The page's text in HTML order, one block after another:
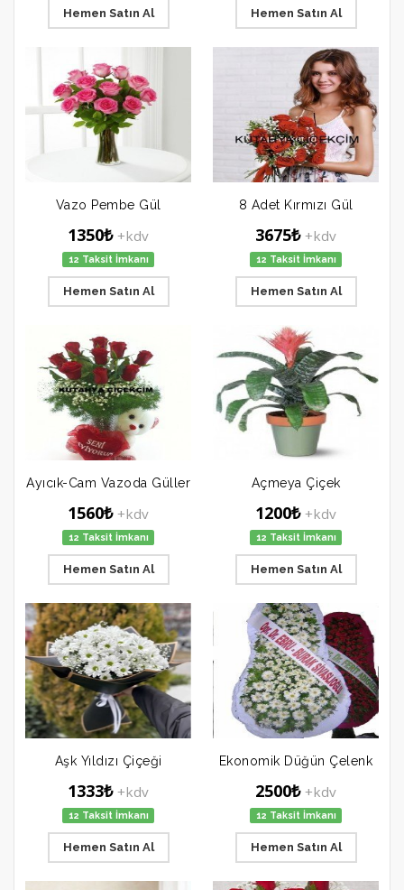
Hemen Satın Al Hemen Satın Al
Vazo Pembe Gül
1350₺ +kdv
12 Taksit İmkanı
Hemen Satın Al
8 Adet Kırmızı Gül
3675₺ +kdv
12 Taksit İmkanı
Hemen Satın Al
Ayıcık-Cam Vazoda Güller
1560₺ +kdv
12 Taksit İmkanı
Hemen Satın Al
Açmeya Çiçek
1200₺ +kdv
12 Taksit İmkanı
Hemen Satın Al
Aşk Yıldızı Çiçeği
1333₺ +kdv
12 Taksit İmkanı
Hemen Satın Al
Ekonomik Düğün Çelenk
2500₺ +kdv
12 Taksit İmkanı
Hemen Satın Al